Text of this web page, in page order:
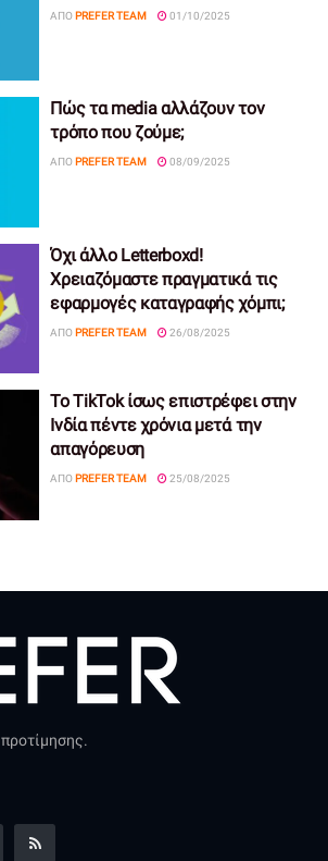
ΑΠΌ PREFER TEAM 01/10/2025
Πώς τα media αλλάζουν τον
τρόπο που ζούμε;
ΑΠΌ PREFER TEAM 08/09/2025
Όχι άλλο Letterboxd!
Χρειαζόμαστε πραγματικά τις
εφαρμογές καταγραφής χόμπι;
ΑΠΌ PREFER TEAM 26/08/2025
Το TikTok ίσως επιστρέφει στην
Ινδία πέντε χρόνια μετά την
απαγόρευση
ΑΠΌ PREFER TEAM 25/08/2025
προτίμησης.